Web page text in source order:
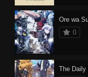
0
The